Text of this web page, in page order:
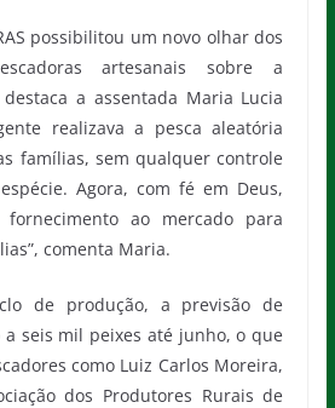
possibilitou um novo olhar dos
artesanais sobre a
a assentada Maria Lucia
realizava a pesca aleatória
famílias, sem qualquer controle
Agora, com fé em Deus,
ao mercado para
comenta Maria.
de produção, a previsão de
seis mil peixes até junho, o que
como Luiz Carlos Moreira,
dos Produtores Rurais de